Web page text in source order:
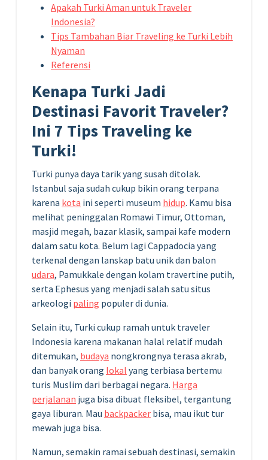
Apakah Turki Aman untuk Traveler
Indonesia?
Tips Tambahan Biar Traveling ke Turki Lebih
Nyaman
Referensi
Kenapa Turki Jadi
Destinasi Favorit Traveler?
Ini 7 Tips Traveling ke
Turki!
Turki punya daya tarik yang susah ditolak.
Istanbul saja sudah cukup bikin orang terpana
karena kota ini seperti museum hidup. Kamu bisa
melihat peninggalan Romawi Timur, Ottoman,
masjid megah, bazar klasik, sampai kafe modern
dalam satu kota. Belum lagi Cappadocia yang
terkenal dengan lanskap batu unik dan balon
udara, Pamukkale dengan kolam travertine putih,
serta Ephesus yang menjadi salah satu situs
arkeologi paling populer di dunia.
Selain itu, Turki cukup ramah untuk traveler
Indonesia karena makanan halal relatif mudah
ditemukan, budaya nongkrongnya terasa akrab,
dan banyak orang lokal yang terbiasa bertemu
turis Muslim dari berbagai negara. Harga
perjalanan juga bisa dibuat fleksibel, tergantung
gaya liburan. Mau backpacker bisa, mau ikut tur
mewah juga bisa.
Namun, semakin ramai sebuah destinasi, semakin